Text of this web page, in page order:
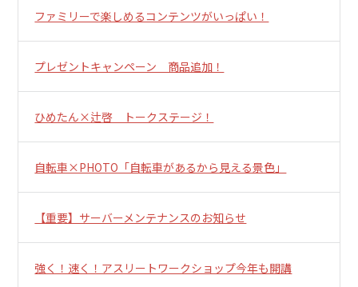
ファミリーで楽しめるコンテンツがいっぱい！
プレゼントキャンペーン 商品追加！
ひめたん×辻啓 トークステージ！
自転車×PHOTO「自転車があるから見える景色」
【重要】サーバーメンテナンスのお知らせ
強く！速く！アスリートワークショップ今年も開講